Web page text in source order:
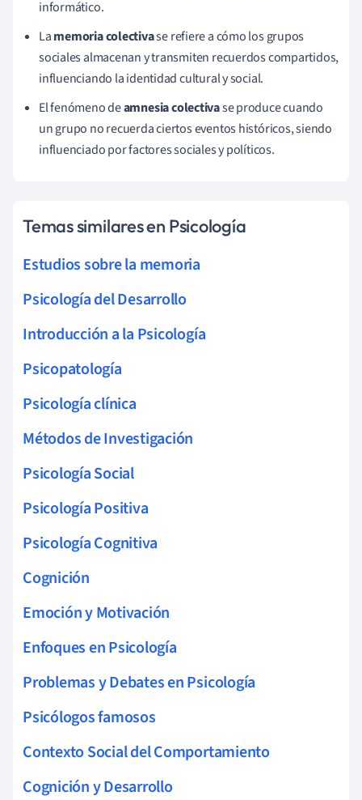
informático.
Lamemoria colectivase refiere a cómo los grupos
sociales almacenan y transmiten recuerdos compartidos,
influenciando la identidad cultural y social.
El fenómeno deamnesia colectivase produce cuando
un grupo no recuerda ciertos eventos históricos, siendo
influenciado por factores sociales y políticos.
Temas similares en Psicología
Estudios sobre la memoria
Psicología del Desarrollo
Introducción a la Psicología
Psicopatología
Psicología clínica
Métodos de Investigación
Psicología Social
Psicología Positiva
Psicología Cognitiva
Cognición
Emoción y Motivación
Enfoques en Psicología
Problemas y Debates en Psicología
Psicólogos famosos
Contexto Social del Comportamiento
Cognición y Desarrollo